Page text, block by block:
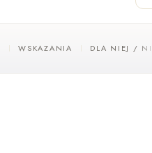
WSKAZANIA DLA NIEJ /